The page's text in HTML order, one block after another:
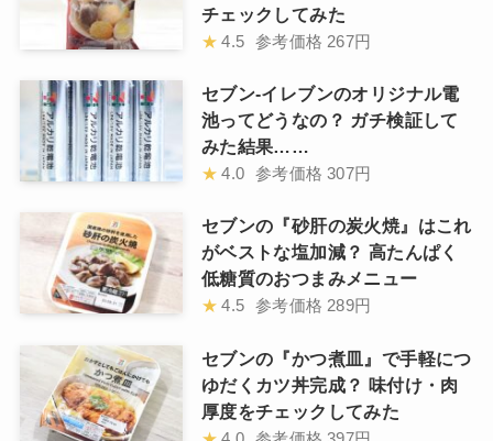
チェックしてみた
★ 4.5 参考価格 267円
セブン-イレブンのオリジナル電
池ってどうなの？ ガチ検証して
みた結果……
★ 4.0 参考価格 307円
セブンの『砂肝の炭火焼』はこれ
がベストな塩加減？ 高たんぱく
低糖質のおつまみメニュー
★ 4.5 参考価格 289円
セブンの『かつ煮皿』で手軽につ
ゆだくカツ丼完成？ 味付け・肉
厚度をチェックしてみた